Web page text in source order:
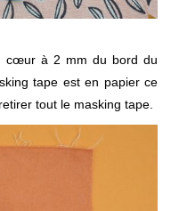
cœur à 2 mm du bord du
tape est en papier ce
tout le masking tape.